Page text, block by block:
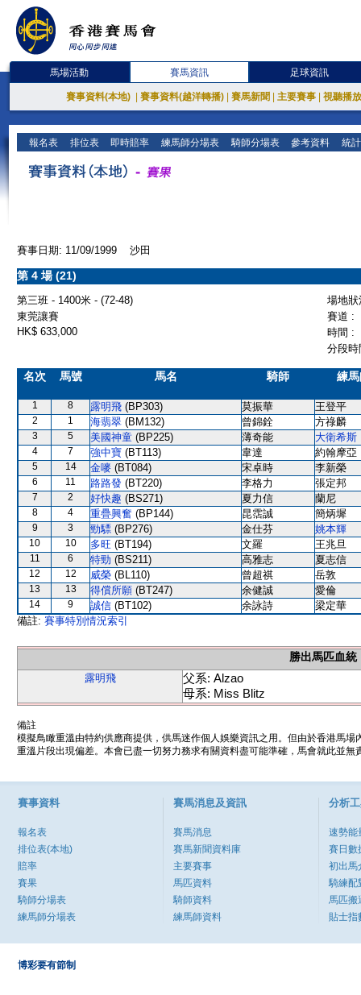
馬場活動 賽馬資訊 足球資訊
賽事資料(本地) 賽事資料(越洋轉播) 賽馬新聞 主要賽事 視聽播
報名表 排位表 即時賠率 練馬師分場表 騎師分場表 參考資料 統
賽事日期: 11/09/1999 沙田
第 4 場 (21)
第三班 - 1400米 - (72-48)
場地
東莞讓賽
賽道 :
HK$ 633,000
時間 :
分段
名次 馬號 馬名 騎師 練
1 8 露明飛 (BP303) 莫振華 王登平
2 1 海翡翠 (BM132) 曾錦銓 方祿麟
3 5 美國神童 (BP225) 薄奇能 大衛希斯
4 7 強中寶 (BT113) 韋達 約翰摩亞
5 14 金嘜 (BT084) 宋卓時 李新榮
6 11 路路發 (BT220) 李格力 張定邦
7 2 好快趣 (BS271) 夏力信 蘭尼
8 4 重疊興奮 (BP144) 昆霑誠 簡炳墀
9 3 勁驃 (BP276) 金仕芬 姚本輝
10 10 多旺 (BT194) 文羅 王兆旦
11 6 特勁 (BS211) 高雅志 夏志信
12 12 威榮 (BL110) 曾超祺 岳敦
13 13 得償所願 (BT247) 余健誠 愛倫
14 9 誠信 (BT102) 余詠詩
梁定華
備註: 賽事特別情況索引
勝出馬匹血統
露明飛
父系: Alzao
母系: Miss Blitz
備註
模擬鳥瞰重溫由特約供應商提供，供馬迷作個人娛樂資訊之用。但由於香港馬
重溫片段出現偏差。本會已盡一切努力務求有關資料盡可能準確，馬會就此並
賽事資料
報名表
排位表(本地)
賠率
賽果
騎師分場表
練馬師分場表
賽馬消息及資訊
賽馬消息
賽馬新聞資料庫
主要賽事
馬匹資料
騎師資料
練馬師資料
分析
速勢能
賽日數
初出馬
騎練配
馬匹搬
貼士指
博彩要有節制